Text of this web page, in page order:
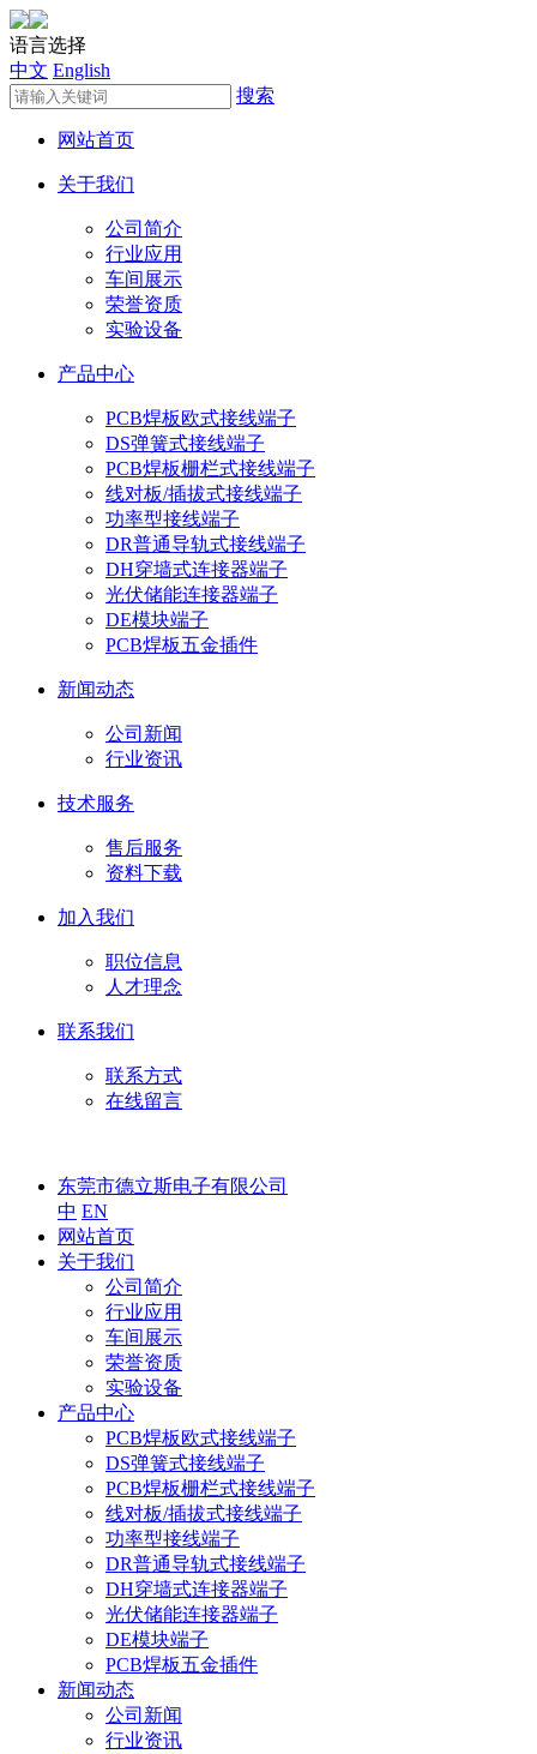
语言选择
中文 English
搜索
网站首页
关于我们
公司简介
行业应用
车间展示
荣誉资质
实验设备
产品中心
PCB焊板欧式接线端子
DS弹簧式接线端子
PCB焊板栅栏式接线端子
线对板/插拔式接线端子
功率型接线端子
DR普通导轨式接线端子
DH穿墙式连接器端子
光伏储能连接器端子
DE模块端子
PCB焊板五金插件
新闻动态
公司新闻
行业资讯
技术服务
售后服务
资料下载
加入我们
职位信息
人才理念
联系我们
联系方式
在线留言
东莞市德立斯电子有限公司
中 EN
网站首页
关于我们
公司简介
行业应用
车间展示
荣誉资质
实验设备
产品中心
PCB焊板欧式接线端子
DS弹簧式接线端子
PCB焊板栅栏式接线端子
线对板/插拔式接线端子
功率型接线端子
DR普通导轨式接线端子
DH穿墙式连接器端子
光伏储能连接器端子
DE模块端子
PCB焊板五金插件
新闻动态
公司新闻
行业资讯